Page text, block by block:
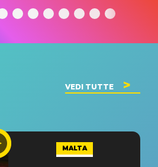
del singolo
VEDI TUTTE
MALTA